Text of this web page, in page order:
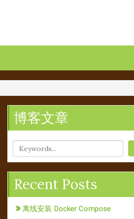
博客文章
Recent Posts
离线安装 Docker Compose